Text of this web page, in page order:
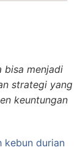
bisa menjadi
strategi yang
keuntungan
kebun durian